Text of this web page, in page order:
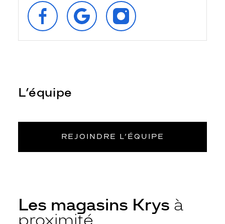
SUIVEZ‑NOUS
SUR
FACEBOOK
RETROUVEZ‑NOUS
SUR
GOOGLE
SUIVEZ‑NOUS
SUR
INSTAGRAM
L’équipe
REJOINDRE L’ÉQUIPE
Les magasins Krys à
proximité